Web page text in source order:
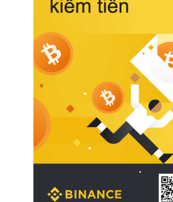
sản phẩm đạt chuẩn chất
tế còn giúp ngăn ngừa tình
khuẩn và nấm mốc trong điều
thời tiết nóng ẩm. Bạn có thể
thêm các nghiên cứu khoa
động của giấc ngủ và môi
phòng ngủ đối với sức khỏe
người tại Sleep Foundation
Link) để có cái nhìn toàn diện
2. Các tiêu chí vàng khi lựa
chăn ga gối đệm cao cấp cho
ngủ
Để sở hữu một bộ chăn ga
cao cấp hoàn hảo cả về
công năng, người tiêu dùng
nhắc kỹ lưỡng các tiêu chí